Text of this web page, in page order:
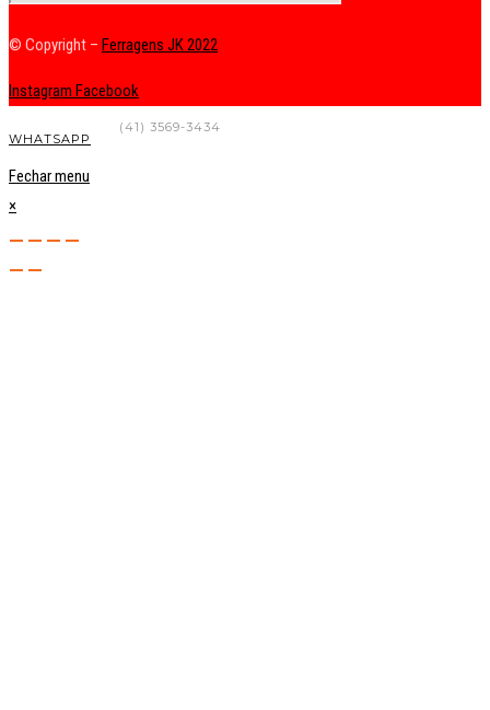
© Copyright – Ferragens JK 2022
Instagram Facebook
(41) 3569-3434
WHATSAPP
Fechar menu
×